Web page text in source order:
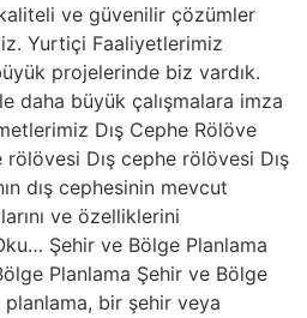
ve güvenilir çözümler
Yurtiçi Faaliyetlerimiz
projelerinde biz vardık.
daha büyük çalışmalara imza
Dış Cephe Rölöve
Dış cephe rölövesi Dış
dış cephesinin mevcut
ve özelliklerini
Şehir ve Bölge Planlama
Planlama Şehir ve Bölge
bir şehir veya